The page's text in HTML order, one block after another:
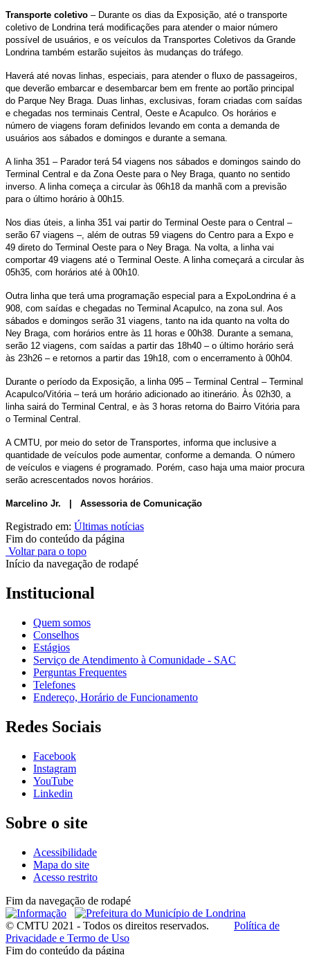
Transporte coletivo – Durante os dias da Exposição, até o transporte
coletivo de Londrina terá modificações para atender o maior número
possível de usuários, e os veículos da Transportes Coletivos da Grande
Londrina também estarão sujeitos às mudanças do tráfego.
Haverá até novas linhas, especiais, para atender o fluxo de passageiros,
que deverão embarcar e desembarcar bem em frente ao portão principal
do Parque Ney Braga. Duas linhas, exclusivas, foram criadas com saídas
e chegadas nos terminais Central, Oeste e Acapulco. Os horários e
número de viagens foram definidos levando em conta a demanda de
usuários aos sábados e domingos e durante a semana.
A linha 351 – Parador terá 54 viagens nos sábados e domingos saindo do
Terminal Central e da Zona Oeste para o Ney Braga, quanto no sentido
inverso. A linha começa a circular às 06h18 da manhã com a previsão
para o último horário à 00h15.
Nos dias úteis, a linha 351 vai partir do Terminal Oeste para o Central –
serão 67 viagens –, além de outras 59 viagens do Centro para a Expo e
49 direto do Terminal Oeste para o Ney Braga. Na volta, a linha vai
comportar 49 viagens até o Terminal Oeste. A linha começará a circular às
05h35, com horários até à 00h10.
Outra linha que terá uma programação especial para a ExpoLondrina é a
908, com saídas e chegadas no Terminal Acapulco, na zona sul. Aos
sábados e domingos serão 31 viagens, tanto na ida quanto na volta do
Ney Braga, com horários entre às 11 horas e 00h38. Durante a semana,
serão 12 viagens, com saídas a partir das 18h40 – o último horário será
às 23h26 – e retornos a partir das 19h18, com o encerramento à 00h04.
Durante o período da Exposição, a linha 095 – Terminal Central – Terminal
Acapulco/Vitória – terá um horário adicionado ao itinerário. Às 02h30, a
linha sairá do Terminal Central, e às 3 horas retorna do Bairro Vitória para
o Terminal Central.
A CMTU, por meio do setor de Transportes, informa que inclusive a
quantidade de veículos pode aumentar, conforme a demanda. O número
de veículos e viagens é programado. Porém, caso haja uma maior procura
serão acrescentados novos horários.
Marcelino Jr. | Assessoria de Comunicação
Registrado em: Últimas notícias
Fim do conteúdo da página
Voltar para o topo
Início da navegação de rodapé
Institucional
Quem somos
Conselhos
Estágios
Serviço de Atendimento à Comunidade - SAC
Perguntas Frequentes
Telefones
Endereço, Horário de Funcionamento
Redes Sociais
Facebook
Instagram
YouTube
Linkedin
Sobre o site
Acessibilidade
Mapa do site
Acesso restrito
Fim da navegação de rodapé
© CMTU 2021 - Todos os direitos reservados. Política de
Privacidade e Termo de Uso
Fim do conteúdo da página